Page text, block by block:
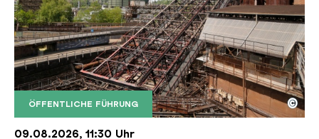
ÖFFENTLICHE FÜHRUNG
Der Erzschrägaufzug der Völklinger Hütte mit
Copyright: Weltkulturerbe Völklinger Hütte | Karl
©
09.08.2026, 11:30 Uhr